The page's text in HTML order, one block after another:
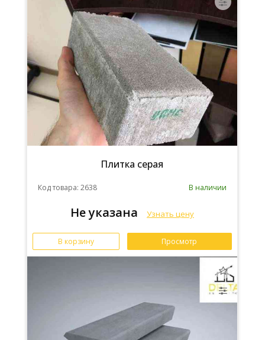
Плитка серая
Код товара: 2638 В наличии
Не указана Узнать цену
В корзину Просмотр